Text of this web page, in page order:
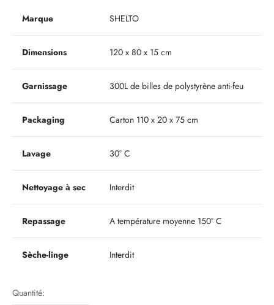
Marque SHELTO
Dimensions 120 x 80 x 15 cm
Garnissage 300L de billes de polystyrène anti-feu
Packaging Carton 110 x 20 x 75 cm
Lavage 30° C
Nettoyage à sec Interdit
Repassage A température moyenne 150° C
Sèche-linge Interdit
Quantité: